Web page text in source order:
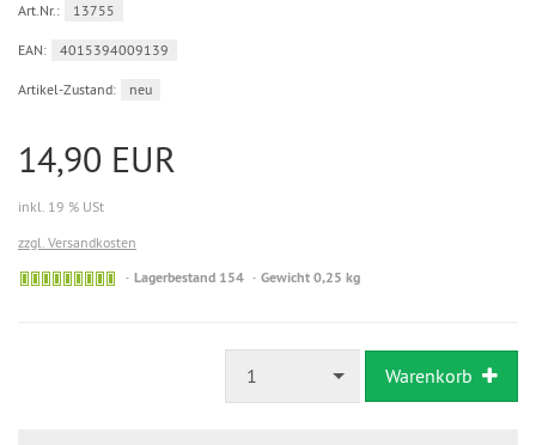
Art.Nr.: 13755
EAN: 4015394009139
Artikel-Zustand: neu
14,90 EUR
inkl. 19 % USt
zzgl. Versandkosten
Lagerbestand 154 Gewicht 0,25 kg
1 Warenkorb